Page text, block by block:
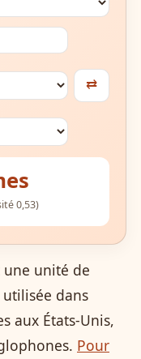
⇄
0,53)
une unité de
dans
aux États-Unis,
Pour